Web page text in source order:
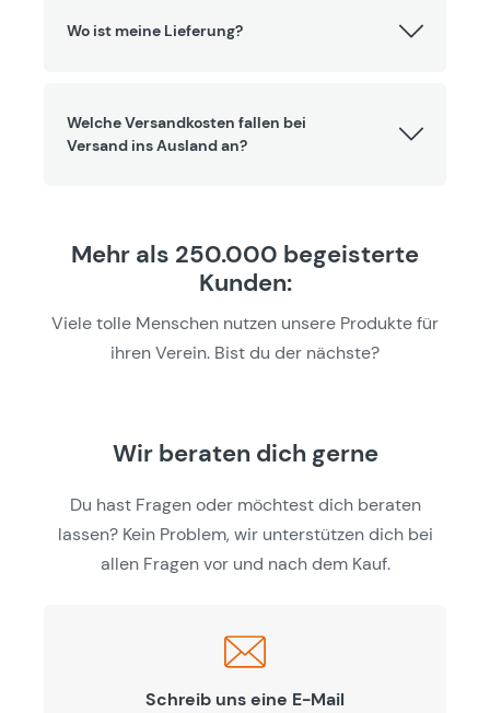
Wo ist meine Lieferung?
Welche Versandkosten fallen bei
Versand ins Ausland an?
Mehr als 250.000 begeisterte
Kunden:
Viele tolle Menschen nutzen unsere Produkte für
ihren Verein. Bist du der nächste?
Wir beraten dich gerne
Du hast Fragen oder möchtest dich beraten
lassen? Kein Problem, wir unterstützen dich bei
allen Fragen vor und nach dem Kauf.
Schreib uns eine E-Mail